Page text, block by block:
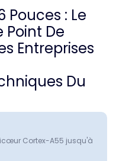
Du
Cortex-A55 jusqu'à